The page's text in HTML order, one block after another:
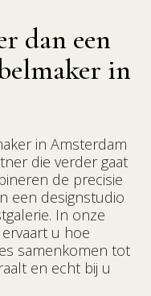
dan een
in
in Amsterdam
die verder gaat
de precisie
een designstudio
In onze
ervaart u hoe
samenkomen tot
en echt bij u